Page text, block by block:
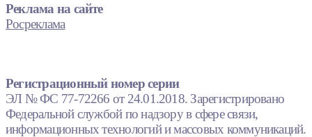
Реклама на сайте
Росреклама
Регистрационный номер серии
ЭЛ № ФС 77-72266 от 24.01.2018. Зарегистрировано
Федеральной службой по надзору в сфере связи,
информационных технологий и массовых коммуникаций.